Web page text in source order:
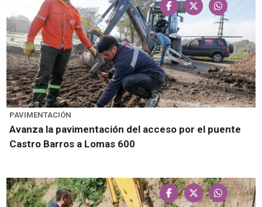
PAVIMENTACIÓN
Avanza la pavimentación del acceso por el puente
Castro Barros a Lomas 600